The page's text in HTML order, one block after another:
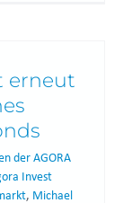
erneut
der AGORA
Invest
, Michael